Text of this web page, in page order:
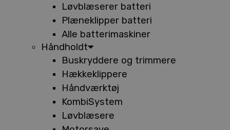
Løvblæserer batteri
Plæneklipper batteri
Alle batterimaskiner
Håndholdt
Buskryddere og trimmere
Hækkeklippere
Håndværktøj
KombiSystem
Løvblæsere